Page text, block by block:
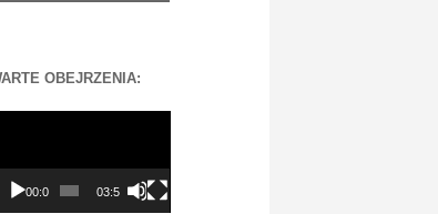
OBEJRZENIA:
00:00 03:56